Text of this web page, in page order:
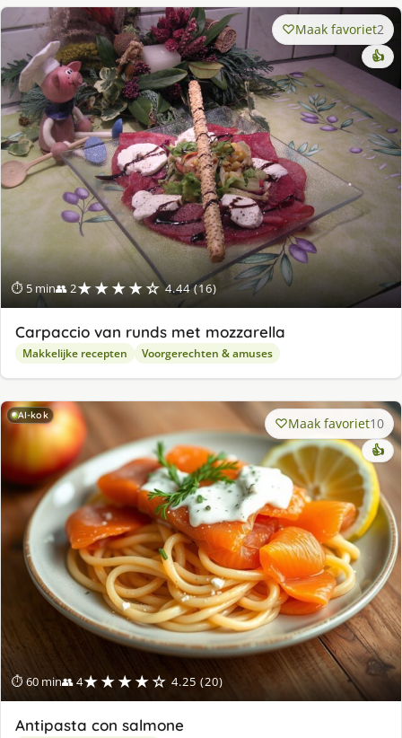
⏱ 5 min👥 2★★★★☆ 4.44 (16)
Maak favoriet2
👍
Carpaccio van runds met mozzarella
Makkelijke recepten Voorgerechten & amuses
AI-kok
⏱ 60 min👥 4★★★★☆ 4.25 (20)
Maak favoriet10
👍
Antipasta con salmone